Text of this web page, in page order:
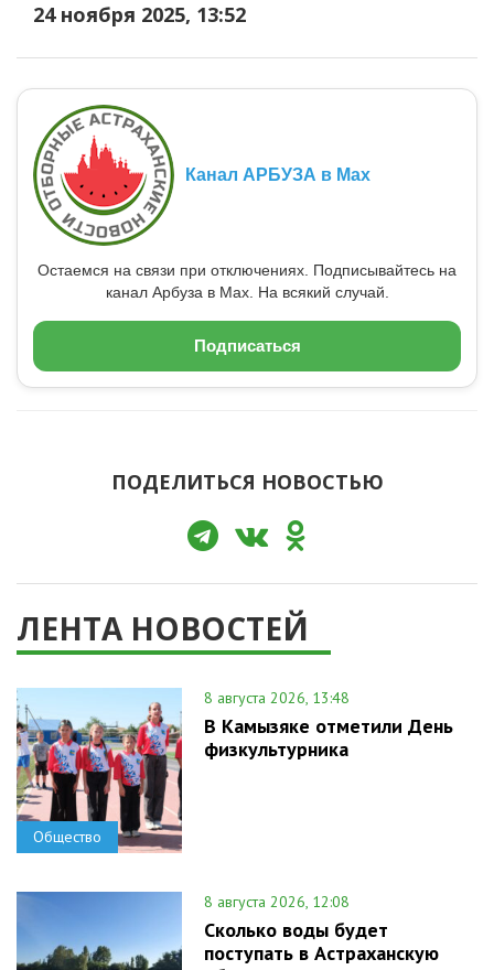
24 ноября 2025, 13:52
Канал АРБУЗА в Max
Остаемся на связи при отключениях. Подписывайтесь на
канал Арбуза в Max. На всякий случай.
Подписаться
ПОДЕЛИТЬСЯ НОВОСТЬЮ
ЛЕНТА НОВОСТЕЙ
Общество
8 августа 2026, 13:48
В Камызяке отметили День
физкультурника
8 августа 2026, 12:08
Сколько воды будет
поступать в Астраханскую